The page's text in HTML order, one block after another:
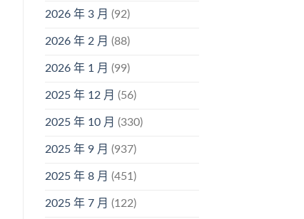
2026 年 3 月 (92)
2026 年 2 月 (88)
2026 年 1 月 (99)
2025 年 12 月 (56)
2025 年 10 月 (330)
2025 年 9 月 (937)
2025 年 8 月 (451)
2025 年 7 月 (122)